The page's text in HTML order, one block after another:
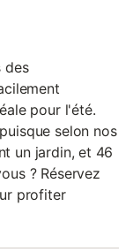
des
pour l'été.
selon nos
un jardin, et 46
? Réservez
profiter